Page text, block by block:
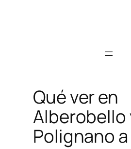
Qué ver en
Alberobello
Polignano